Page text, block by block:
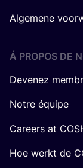
Algemene
Á PROPOS DE
Devenez
Notre équipe
Careers at
Hoe werkt de